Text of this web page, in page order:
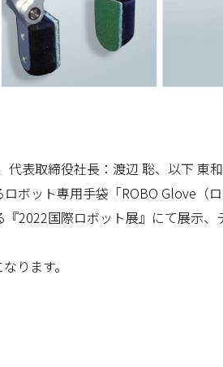
表取締役社長：渡辺 聡、以下 東
ボット専用手袋「ROBO Glove（ロ
2022国際ロボット展』にて展示、
ります。